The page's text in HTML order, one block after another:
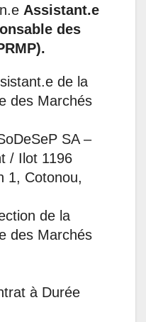
Assistant.e
des
de la
des Marchés
SA –
/ Ilot 1196
1, Cotonou,
de la
des Marchés
à Durée